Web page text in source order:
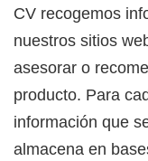
CV recogemos
nuestros sitios
asesorar o
producto. Para
información que
almacena en